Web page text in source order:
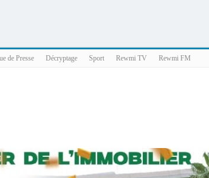
de Presse Décryptage Sport Rewmi TV Rewmi FM